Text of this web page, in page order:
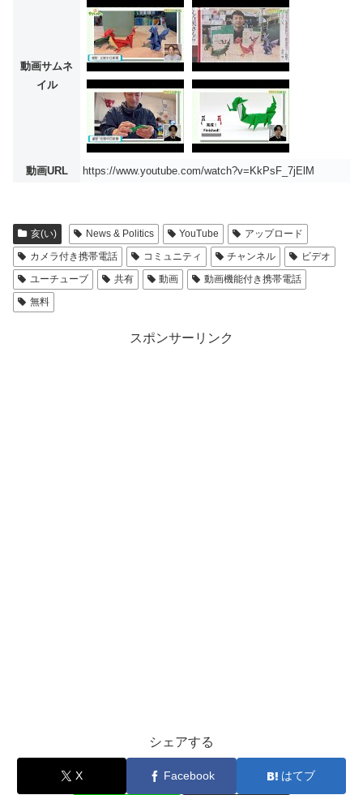
動画サムネ
イル
動画URL https://www.youtube.com/watch?v=KkPsF_7jElM
亥(い) News & Politics YouTube
アップロード
カメラ付き携帯電話
コミュニティ チャンネル
ビデオ
ユーチューブ
共有 動画
動画機能付き携帯電話
無料
スポンサーリンク
シェアする
X Facebook はてブ